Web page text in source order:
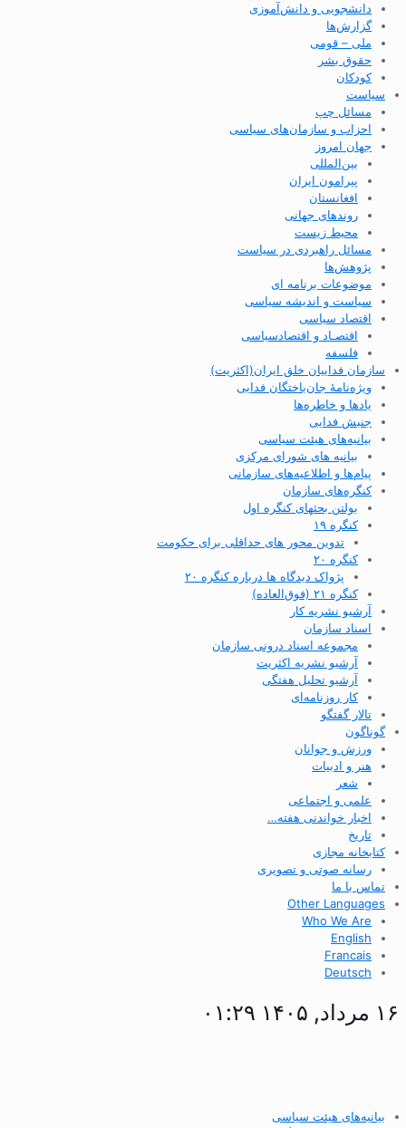
دانشجویی و دانش‌آموزی
گزارش‌ها
ملی – قومی
حقوق بشر
کودکان
سیاست
مسائل چپ
احزاب و سازمان‌های سیاسی
جهان امروز
بین‌المللی
پیرامون ایران
افغانستان
روندهای جهانی
محیط زیست
مسائل راهبردی در سیاست
پژوهش‌ها
موضوعات برنامه ای
سیاست و اندیشه سیاسی
اقتصاد سیاسی
اقتصـاد و اقتصاد‌سیاسی
فلسفه
سازمان فداییان خلق ایران(اکثریت)
ویژه‌نامهٔ جان‌باختگان فدایی
یادها و خاطره‌ها
جنبش فدایی
بیانیه‌های هیئت سیاسی
بیانیه های شورای مرکزی
پیام‌ها و اطلاعیه‌های سازمانی
کنگره‌های سازمان
بولتن بحثهای کنگره اول
کنگره ۱۹
تدوین محور های حداقلی برای حکومت
کنگره ۲۰
پژواک دیدگاه ها درباره کنگره ۲۰
کنگره ۲۱ (فوق‌العاده)
آرشیو نشریه کار
اسناد سازمان
مجموعه اسناد درونی سازمان
آرشیو نشریه اکثریت
آرشیو تحلیل هفتگی
کار روزنامه‌ای
تالار گفتگو
گوناگون
ورزش و جوانان
هنر و ادبیات
شعر
علمی و اجتماعی
اخبار خواندنی هفته…
تاریخ
کتابخانه مجازی
رسانه صوتی و تصویری
تماس با ما
Other Languages
Who We Are
English
Francais
Deutsch
۱۶ مرداد, ۱۴۰۵ ۰۱:۲۹
بیانیه‌های هیئت سیاسی